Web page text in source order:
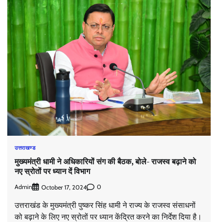
उत्तराखण्ड
मुख्यमंत्री धामी ने अध‍िकारियों संग की बैठक, बोले- राजस्व बढ़ाने को
नए स्रोतों पर ध्यान दें विभाग
Admin October 17, 2024 0
उत्तराखंड के मुख्यमंत्री पुष्कर सिंह धामी ने राज्य के राजस्व संसाधनों
को बढ़ाने के लिए नए स्रोतों पर ध्यान केंद्रित करने का निर्देश दिया है।